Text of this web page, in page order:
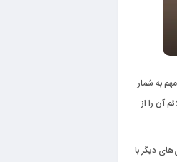
به شمار
آن را از
دیگر با